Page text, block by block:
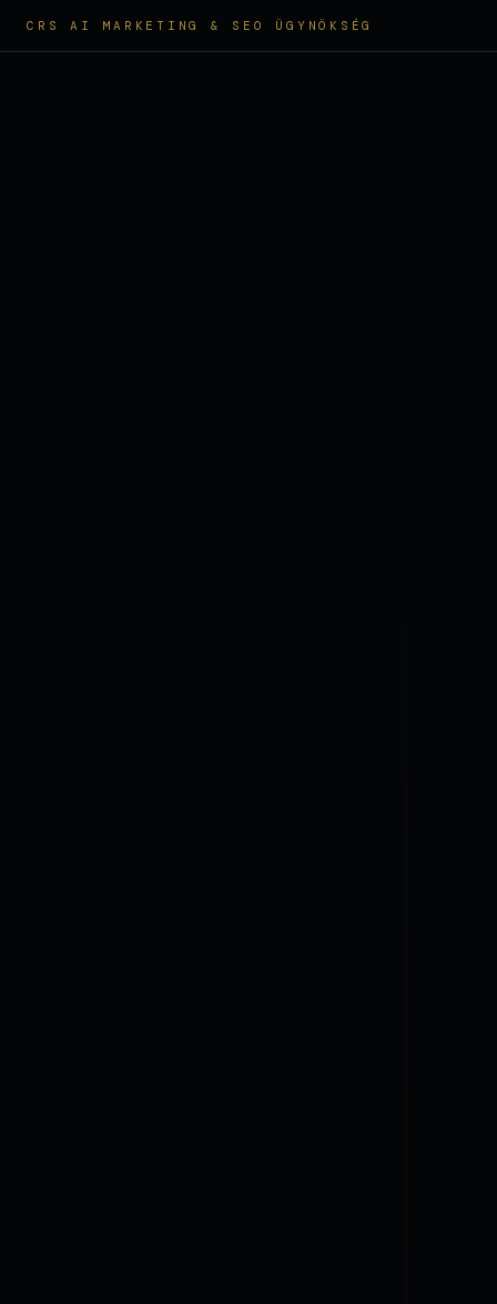
CRS AI MARKETING & SEO ÜGYNÖKSÉG